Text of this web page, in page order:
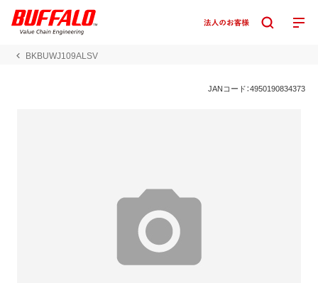
BKBUWJ109ALSV
JANコード：4950190834373